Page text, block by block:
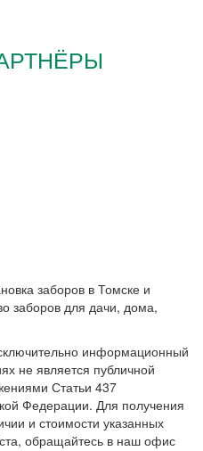
заборов в Томске и
заборов для дачи, дома,
информационный
не является публичной
Статьи 437
Федерации. Для получения
и стоимости указанных
обращайтесь в наш офис